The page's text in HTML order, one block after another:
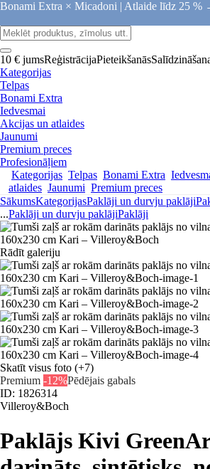
Bonami Extra × Micadoni | Atlaide līdz 25 %
10 € jumsReģistrācijaPieteikšanās
Kategorijas
Telpas
Bonami Extra
Iedvesmai
Akcijas un atlaides
Jaunumi
Premium preces
Profesionāļiem
Kategorijas Telpas Bonami Extra
atlaides Jaunumi Premium preces
SākumsKategorijasPaklāji un durvju paklāji
...Paklāji un durvju paklājiPaklāji
Rādīt galeriju
Skatīt visus foto (+7)
Premium -12%Pēdējais gabals
ID: 1826314
Villeroy&Boch
Paklājs Kivi Green